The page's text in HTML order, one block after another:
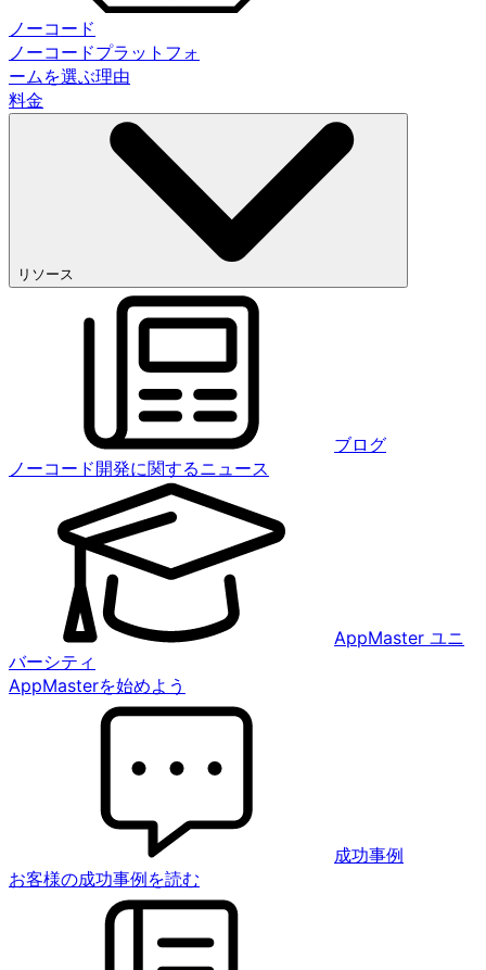
ノーコード
ノーコードプラットフォ
ームを選ぶ理由
料金
リソース
ブログ
ノーコード開発に関するニュース
AppMaster ユニ
バーシティ
AppMasterを始めよう
成功事例
お客様の成功事例を読む